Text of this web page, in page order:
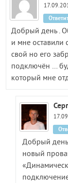
Добрый день .
и мне оставили
свой но его
подключён …
который мне
Добрый
новый